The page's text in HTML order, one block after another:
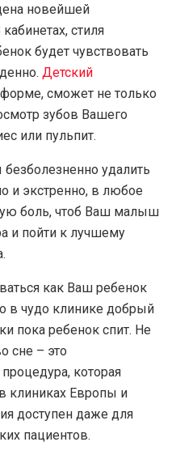
новейшей
стиля
будет чувствовать
Детский
сможет не только
зубов Вашего
или пульпит.
безболезненно удалить
и экстренно, в любое
боль, чтоб Ваш малыш
и пойти к лучшему
как Ваш ребенок
в чудо клинике добрый
пока ребенок спит. Не
сне – это
которая
клиниках Европы и
доступен даже для
пациентов.